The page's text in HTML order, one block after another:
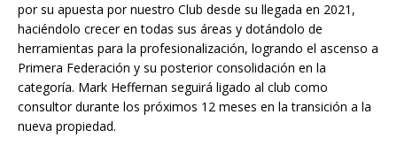
por su apuesta por nuestro Club desde su llegada en 2021,
haciéndolo crecer en todas sus áreas y dotándolo de
herramientas para la profesionalización, logrando el ascenso a
Primera Federación y su posterior consolidación en la
categoría. Mark Heffernan seguirá ligado al club como
consultor durante los próximos 12 meses en la transición a la
nueva propiedad.